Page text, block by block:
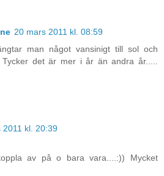
20 mars 2011 kl. 08:59
man något vansinigt till sol och
det är mer i år än andra år.....
2011 kl. 20:39
av på o bara vara....:)) Mycket